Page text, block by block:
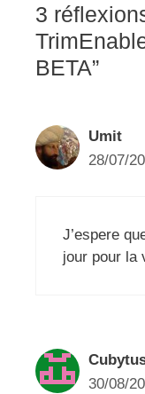
3
BETA”
Umit
28/07/
J’espere
jour pour la
30/08/